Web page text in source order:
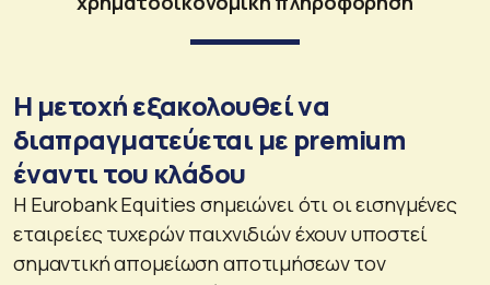
Η μετοχή εξακολουθεί να
διαπραγματεύεται με premium
έναντι του κλάδου
Η Eurobank Equities σημειώνει ότι οι εισηγμένες
εταιρείες τυχερών παιχνιδιών έχουν υποστεί
σημαντική απομείωση αποτιμήσεων τον